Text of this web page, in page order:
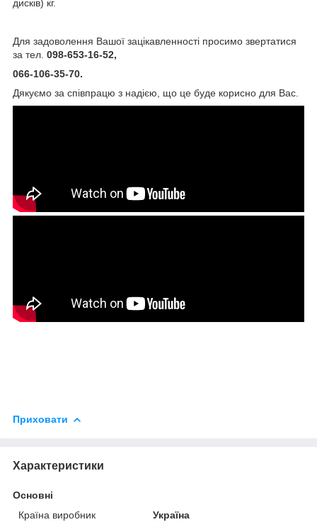
дисків) кг.
Для задоволення Вашої зацікавленності просимо звертатися
за тел. 098-653-16-52,
066-106-35-70.
Дякуємо за співпрацю з надією, що це буде корисно для Вас.
Приховати
Характеристики
Основні
Країна виробник
Україна